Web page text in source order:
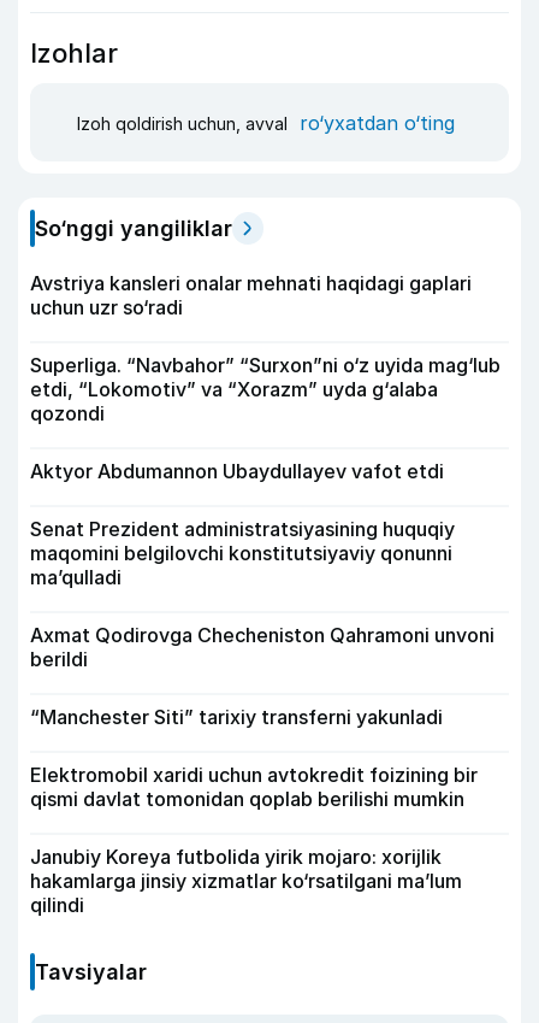
Izohlar
Izoh qoldirish uchun, avval ro‘yxatdan o‘ting
So‘nggi yangiliklar
Avstriya kansleri onalar mehnati haqidagi gaplari
uchun uzr so‘radi
Superliga. “Navbahor” “Surxon”ni o‘z uyida mag‘lub
etdi, “Lokomotiv” va “Xorazm” uyda g‘alaba
qozondi
Aktyor Abdu­mannon Ubaydullayev vafot etdi
Senat Prezident administratsiyasining huquqiy
maqomini belgilovchi konstitutsiyaviy qonunni
ma’qulladi
Axmat Qodirovga Checheniston Qahramoni unvoni
berildi
“Manchester Siti” tarixiy transferni yakunladi
Elektromobil xaridi uchun avtokredit foizining bir
qismi davlat tomonidan qoplab berilishi mumkin
Janubiy Koreya futbolida yirik mojaro: xorijlik
hakamlarga jinsiy xizmatlar ko‘rsatilgani ma’lum
qilindi
Tavsiyalar